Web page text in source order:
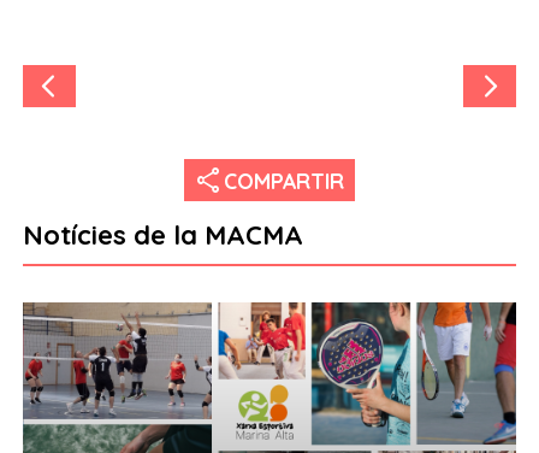
share COMPARTIR
Notícies de la MACMA